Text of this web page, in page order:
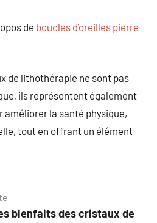
de boucles d’oreilles pierre
de lithothérapie ne sont pas
ils représentent également
améliorer la santé physique,
tout en offrant un élément
bienfaits des cristaux de